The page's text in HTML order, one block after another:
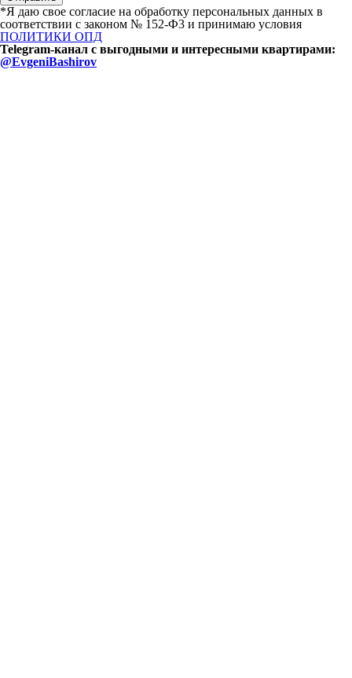
*Я даю свое согласие на обработку персональных данных в
соответствии с законом № 152-Ф3 и принимаю условия
ПОЛИТИКИ ОПД
Telegram-канал с выгодными и интересными квартирами:
@EvgeniBashirov